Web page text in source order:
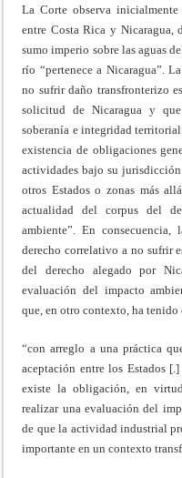
La Corte observa
entre Costa Rica y
sumo imperio sobre las aguas
río “pertenece a Nicaragua”.
no sufrir daño transfronterizo
solicitud de Nicaragua y
soberanía e integridad
existencia de obligaciones
actividades bajo su
otros Estados o zonas más
actualidad del corpus del
ambiente”. En
derecho correlativo a no sufrir
del derecho alegado por
evaluación del impacto
que, en otro contexto, ha tenido
“con arreglo a una práctica
aceptación entre los Estados
existe la obligación, en
realizar una evaluación del
de que la actividad industrial
importante en un contexto